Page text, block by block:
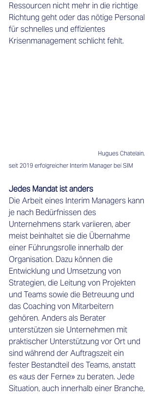
Ressourcen nicht mehr in die richtige
Richtung geht oder das nötige Personal
für schnelles und effizientes
Krisenmanagement schlicht fehlt.
Hugues Chatelain,
seit 2019 erfolgreicher Interim Manager bei SIM
Jedes Mandat ist anders
Die Arbeit eines Interim Managers kann
je nach Bedürfnissen des
Unternehmens stark variieren, aber
meist beinhaltet sie die Übernahme
einer Führungsrolle innerhalb der
Organisation. Dazu können die
Entwicklung und Umsetzung von
Strategien, die Leitung von Projekten
und Teams sowie die Betreuung und
das Coaching von Mitarbeitern
gehören. Anders als Berater
unterstützen sie Unternehmen mit
praktischer Unterstützung vor Ort und
sind während der Auftragszeit ein
fester Bestandteil des Teams, anstatt
es «aus der Ferne» zu beraten. Jede
Situation, auch innerhalb einer Branche,